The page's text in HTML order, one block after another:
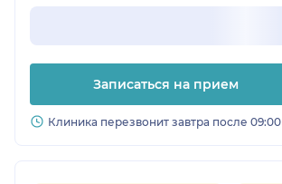
Записаться на прием
Клиника перезвонит завтра после 09:00